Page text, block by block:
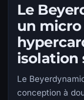
Le
un
isolation
Le
conception à